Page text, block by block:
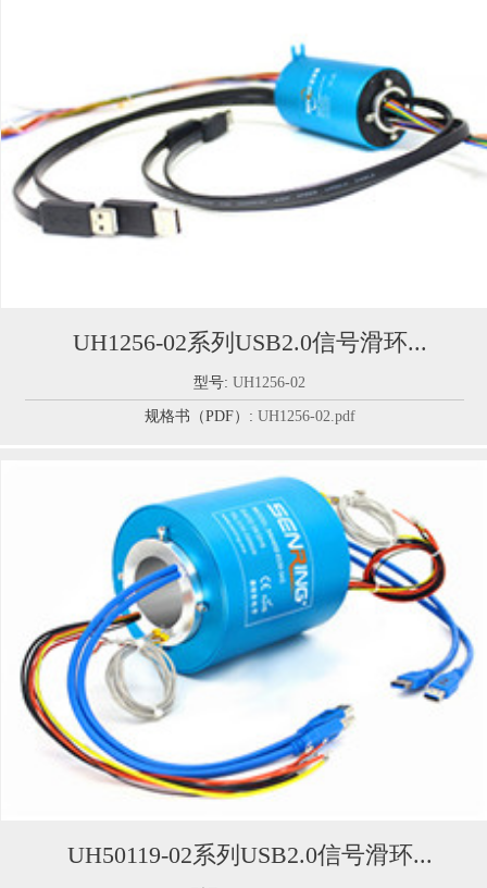
UH1256-02系列USB2.0信号滑环...
型号:UH1256-02
规格书（PDF）: UH1256-02.pdf
UH50119-02系列USB2.0信号滑环...